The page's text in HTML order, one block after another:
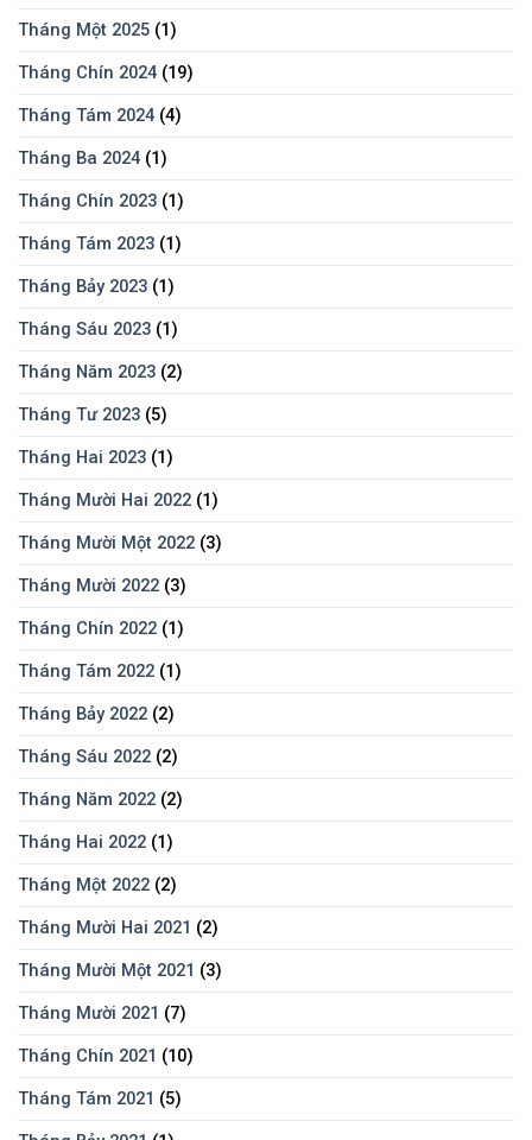
Tháng Một 2025 (1)
Tháng Chín 2024 (19)
Tháng Tám 2024 (4)
Tháng Ba 2024 (1)
Tháng Chín 2023 (1)
Tháng Tám 2023 (1)
Tháng Bảy 2023 (1)
Tháng Sáu 2023 (1)
Tháng Năm 2023 (2)
Tháng Tư 2023 (5)
Tháng Hai 2023 (1)
Tháng Mười Hai 2022 (1)
Tháng Mười Một 2022 (3)
Tháng Mười 2022 (3)
Tháng Chín 2022 (1)
Tháng Tám 2022 (1)
Tháng Bảy 2022 (2)
Tháng Sáu 2022 (2)
Tháng Năm 2022 (2)
Tháng Hai 2022 (1)
Tháng Một 2022 (2)
Tháng Mười Hai 2021 (2)
Tháng Mười Một 2021 (3)
Tháng Mười 2021 (7)
Tháng Chín 2021 (10)
Tháng Tám 2021 (5)